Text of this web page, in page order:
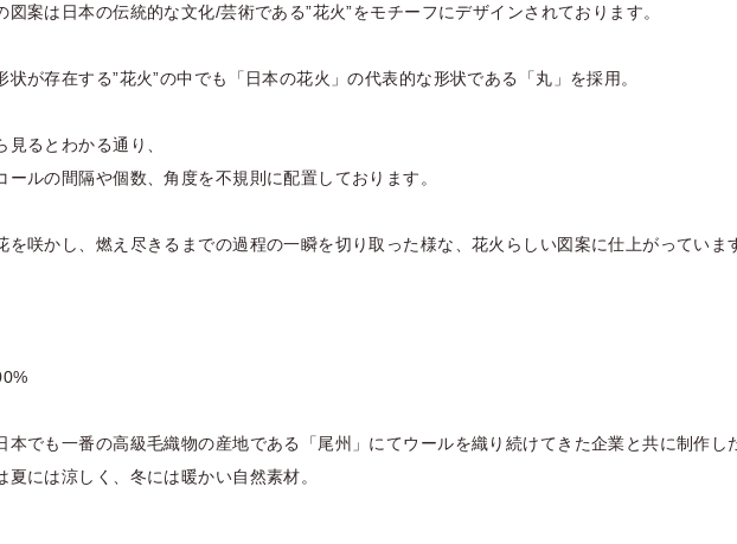
図案は日本の伝統的な文化/芸術である”花火”をモチーフにデザインされております。
状が存在する”花火”の中でも「日本の花火」の代表的な形状である「丸」を採用。
見るとわかる通り、
ールの間隔や個数、角度を不規則に配置しております。
を咲かし、燃え尽きるまでの過程の一瞬を切り取った様な、花火らしい図案に仕上がっていま
本でも一番の高級毛織物の産地である「尾州」にてウールを織り続けてきた企業と共に制作し
夏には涼しく、冬には暖かい自然素材。